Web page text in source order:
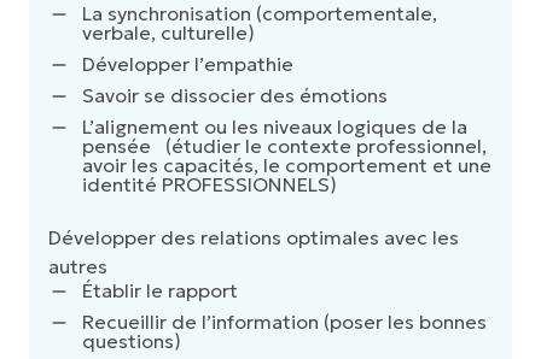
La synchronisation (comportementale,
verbale, culturelle)
Développer l’empathie
Savoir se dissocier des émotions
L’alignement ou les niveaux logiques de la
pensée (étudier le contexte professionnel,
avoir les capacités, le comportement et une
identité PROFESSIONNELS)
Développer des relations optimales avec les
autres
Établir le rapport
Recueillir de l’information (poser les bonnes
questions)